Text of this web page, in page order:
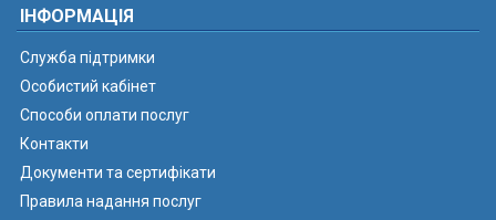
ІНФОРМАЦІЯ
Служба підтримки
Особистий кабінет
Способи оплати послуг
Контакти
Документи та сертифікати
Правила надання послуг